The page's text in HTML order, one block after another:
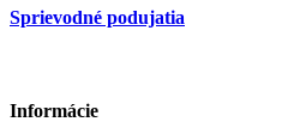
Sprievodné podujatia
Informácie